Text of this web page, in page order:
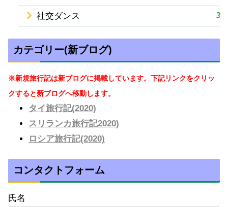
社交ダンス 3
カテゴリー(新ブログ)
※新規旅行記は新ブログに掲載しています。下記リンクをクリッ
クすると新ブログへ移動します。
タイ旅行記(2020)
スリランカ旅行記2020)
ロシア旅行記(2020)
コンタクトフォーム
氏名